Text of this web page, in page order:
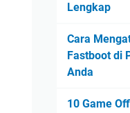
Lengkap
Cara
Fastboot di
Anda
10 Game